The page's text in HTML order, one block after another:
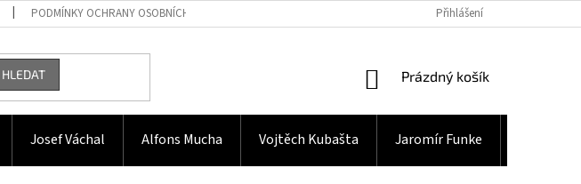
PODMÍNKY OCHRANY OSOBNÍCH ÚDAJŮ Přihlášení
HLEDAT
NÁKUPNÍ
Prázdný košík
Josef Váchal Alfons Mucha Vojtěch Kubašta Jaromír Funke